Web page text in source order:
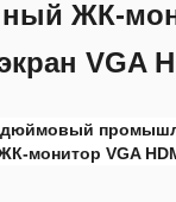
ЖК-
VGA
монитор VGA